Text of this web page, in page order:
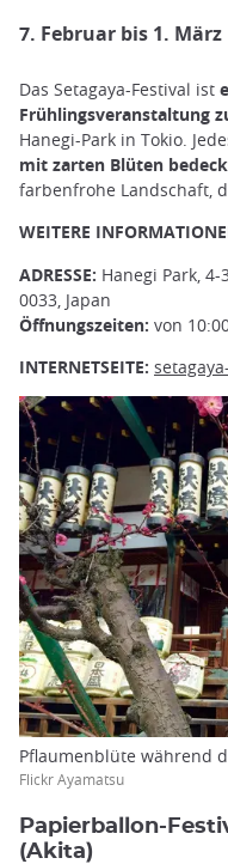
7. Februar bis 1. März
Das Setagaya-Festival ist
Frühlingsveranstaltung
Hanegi-Park in Tokio.
mit zarten Blüten
farbenfrohe Landschaft,
WEITERE
ADRESSE: Hanegi Park, 4-
0033, Japan
Öffnungszeiten: von
INTERNETSEITE:
Pflaumenblüte während
Flickr Ayamatsu
Papierballon-
(Akita)